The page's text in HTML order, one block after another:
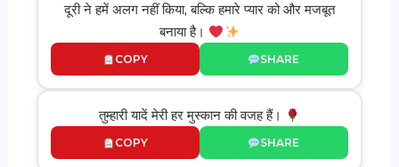
दूरी ने हमें अलग नहीं किया, बल्कि हमारे प्यार को और मजबूत
बनाया है।
COPY SHARE
तुम्हारी यादें मेरी हर मुस्कान की वजह हैं।
COPY SHARE